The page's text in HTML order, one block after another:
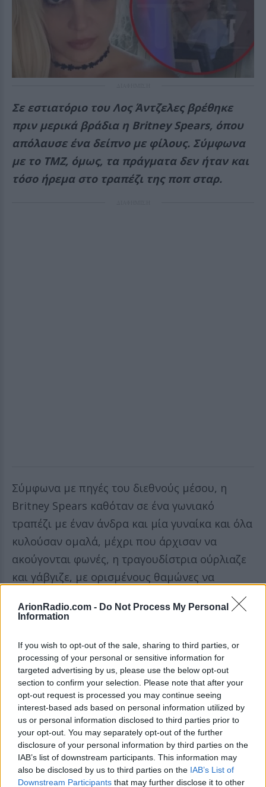
ArionRadio.com - Do Not Process My Personal
Information
If you wish to opt-out of the sale, sharing to third parties, or
processing of your personal or sensitive information for
targeted advertising by us, please use the below opt-out
section to confirm your selection. Please note that after your
opt-out request is processed you may continue seeing
interest-based ads based on personal information utilized by
us or personal information disclosed to third parties prior to
your opt-out. You may separately opt-out of the further
disclosure of your personal information by third parties on the
IAB’s list of downstream participants. This information may
also be disclosed by us to third parties on the IAB’s List of
Downstream Participants that may further disclose it to other
Σε εστιατόριο του Λος Άντζελες βρέθηκε
πριν μερικά βράδια η Britney Spears, όπου
απόλαυσε ένα δείπνο με φίλους. Σύμφωνα
με το TMZ, όμως, τα πράγματα δεν ήταν και
τόσο ήρεμα στο τραπέζι της ποπ σταρ.
Σύμφωνα με πηγές του διεθνούς μέσου, η
Britney Spears καθόταν σε ένα γωνιακό
τραπέζι με έναν άνδρα και μία γυναίκα και όλα
κυλούσαν ομαλά, μέχρι που άρχισαν να
ακούγονται φωνές, η τραγουδίστρια ούρλιαζε
και γάβγιζε, με ορισμένους θαμώνες να
περιγράφουν την ατμόσφαιρα ως χαοτική και
«λίγο θλιβερή».